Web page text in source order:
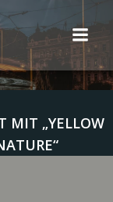
MIT „YELLOW